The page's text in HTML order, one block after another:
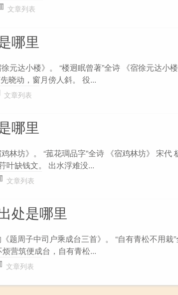
文章列表
哪里
元达小楼》。 “楼迥眠曾著”全诗 《宿徐元达小
晓动，窗月傍人斜。 役...
文章列表
哪里
林坊》。 “菰花琱品字”全诗 《宿鸡林坊》 宋代
叶缺钱文。 出水浮难没...
文章列表
处是哪里
题周子中司户乘成台三首》。 “自有青松不用栽
营筑便成台，自有青松...
文章列表